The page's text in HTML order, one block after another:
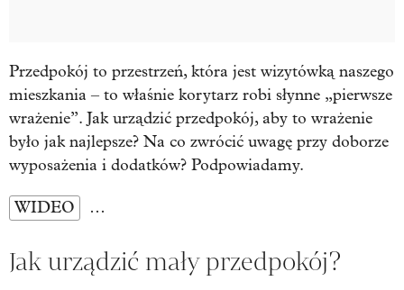
Przedpokój to przestrzeń, która jest wizytówką naszego
mieszkania – to właśnie korytarz robi słynne „pierwsze
wrażenie”. Jak urządzić przedpokój, aby to wrażenie
było jak najlepsze? Na co zwrócić uwagę przy doborze
wyposażenia i dodatków? Podpowiadamy.
WIDEO …
Jak urządzić mały przedpokój?